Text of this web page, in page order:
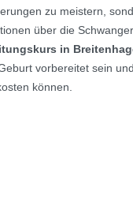
zu meistern,
über die
in
vorbereitet sein
können.